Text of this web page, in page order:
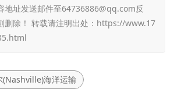
地址发送邮件至64736886@qq.com反
除！ 转载请注明出处： https://www.17
(Nashville)海洋运输